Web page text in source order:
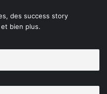
des success story
bien plus.